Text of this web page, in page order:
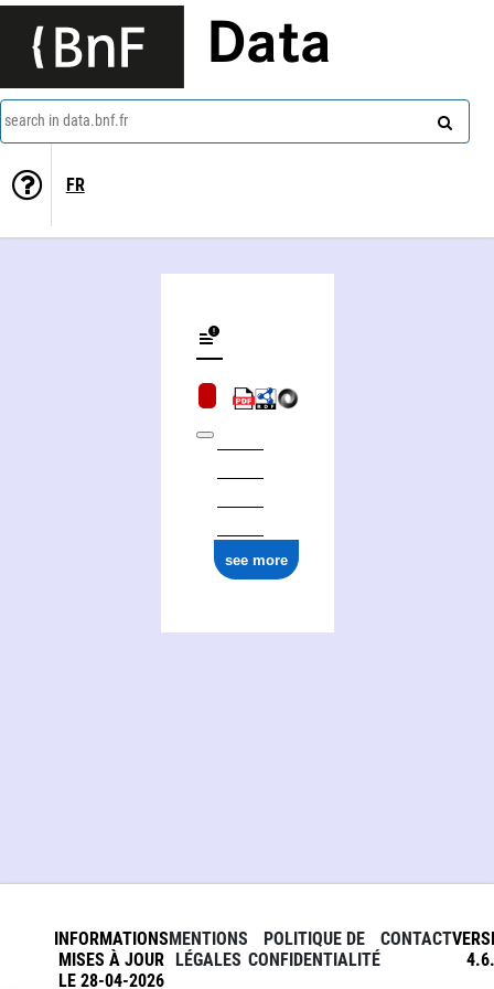
Data
search in data.bnf.fr
FR
see more
INFORMATIONS
MISES À JOUR
LE 28-04-2026
MENTIONS
LÉGALES
POLITIQUE DE
CONFIDENTIALITÉ
CONTACT